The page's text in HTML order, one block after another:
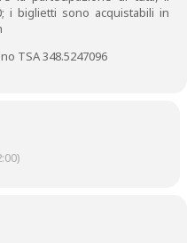
i biglietti sono acquistabili in
TSA 348.5247096